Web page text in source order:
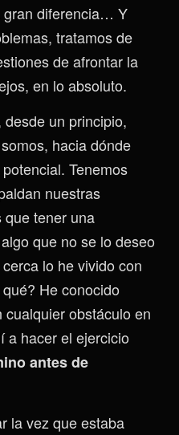
gran diferencia… Y
tratamos de
de afrontar la
en lo absoluto.
un principio,
hacia dónde
Tenemos
nuestras
que tener una
que no se lo deseo
lo he vivido con
He conocido
obstáculo en
a hacer el ejercicio
antes de
la vez que estaba